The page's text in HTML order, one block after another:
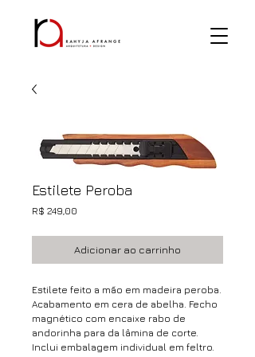
Estilete Peroba
R$ 249,00
Adicionar ao carrinho
Estilete feito a mão em madeira peroba.
Acabamento em cera de abelha. Fecho
magnético com encaixe rabo de
andorinha para da lâmina de corte.
Inclui embalagem individual em feltro.